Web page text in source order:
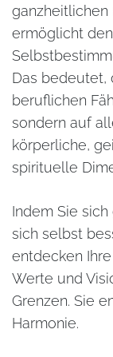
ermöglicht
Das bedeutet,
beruflichen
sondern auf
körperliche,
spirituelle
Indem Sie
sich selbst
entdecken
Werte und
Grenzen. Sie
Harmonie.